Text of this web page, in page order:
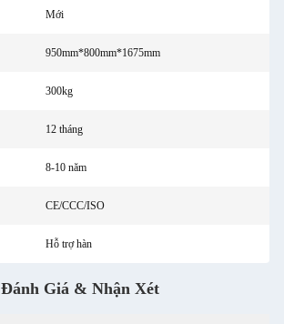
Mới
950mm*800mm*1675mm
300kg
12 tháng
8-10 năm
CE/CCC/ISO
Hỗ trợ hàn
Đánh Giá & Nhận Xét